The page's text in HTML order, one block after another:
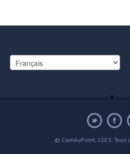
Choisir
une
© CamAuPoint, 2023. Tous